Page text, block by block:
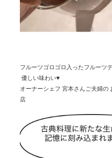
フルーツゴロゴロ入ったフルーツ
優しい味わい♥
オーナーシェフ 宮本さんご夫婦の
店